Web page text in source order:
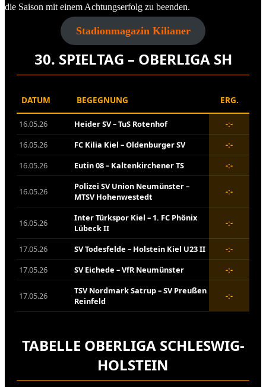
die Saison mit einem Achtungserfolg zu beenden.
Stadionmagazin Kilianer
30. SPIELTAG – OBERLIGA SH
DATUM BEGEGNUNG ERG.
16.05.26 Heider SV – TuS Rotenhof
-:-
16.05.26
FC Kilia Kiel – Oldenburger SV
-:-
16.05.26
Eutin 08 – Kaltenkirchener TS -:-
16.05.26
Polizei SV Union Neumünster –
MTSV Hohenwestedt
-:-
16.05.26
Inter Türkspor Kiel – 1. FC Phönix
Lübeck II
-:-
17.05.26 SV Todesfelde – Holstein Kiel U23 II
-:-
17.05.26
SV Eichede – VfR Neumünster -:-
17.05.26
TSV Nordmark Satrup – SV Preußen
Reinfeld
-:-
TABELLE OBERLIGA SCHLESWIG-
HOLSTEIN